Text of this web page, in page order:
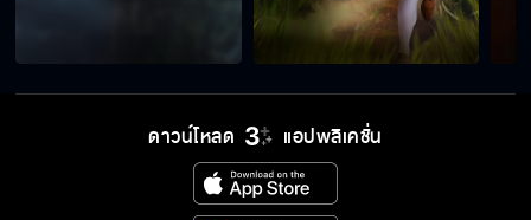
แค่รู้ว่าเป็นใคร ที่เหลือฉันจะทำความรู้จักเอง
ชื่อพายใช่มั้ยคะ เอาพี่ไปเม้าท์เหรอคะ
ดาวน์โหลด แอปพลิเคชั่น